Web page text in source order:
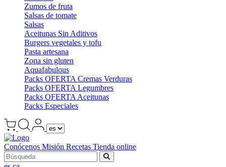
Zumos de fruta
Salsas de tomate
Salsas
Aceitunas Sin Aditivos
Burgers vegetales y tofu
Pasta artesana
Zona sin gluten
Aquafabulous
Packs OFERTA Cremas Verduras
Packs OFERTA Legumbres
Packs OFERTA Aceitunas
Packs Especiales
Conócenos Misión Recetas Tienda online